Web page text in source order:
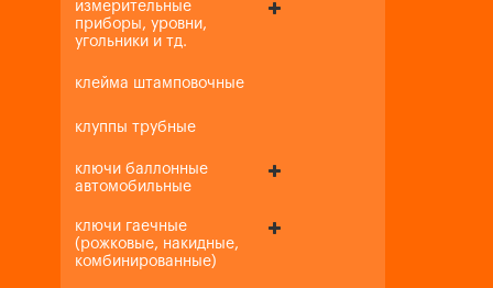
измерительные
приборы, уровни,
угольники и тд.
клейма штамповочные
клуппы трубные
ключи баллонные
автомобильные
ключи гаечные
(рожковые, накидные,
комбинированные)